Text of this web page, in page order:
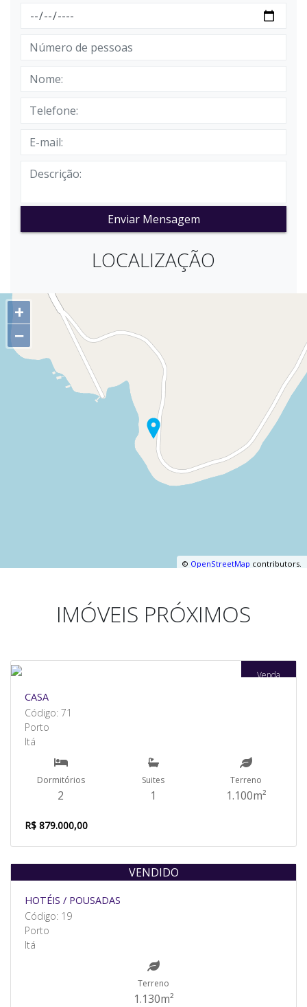
Enviar Mensagem
LOCALIZAÇÃO
+
−
© OpenStreetMap contributors.
IMÓVEIS PRÓXIMOS
Venda
CASA
Código: 71
Porto
Itá
Dormitórios
2
Suites
1
Terreno
1.100m²
R$ 879.000,00
VENDIDO
HOTÉIS / POUSADAS
Código: 19
Porto
Itá
Terreno
1.130m²